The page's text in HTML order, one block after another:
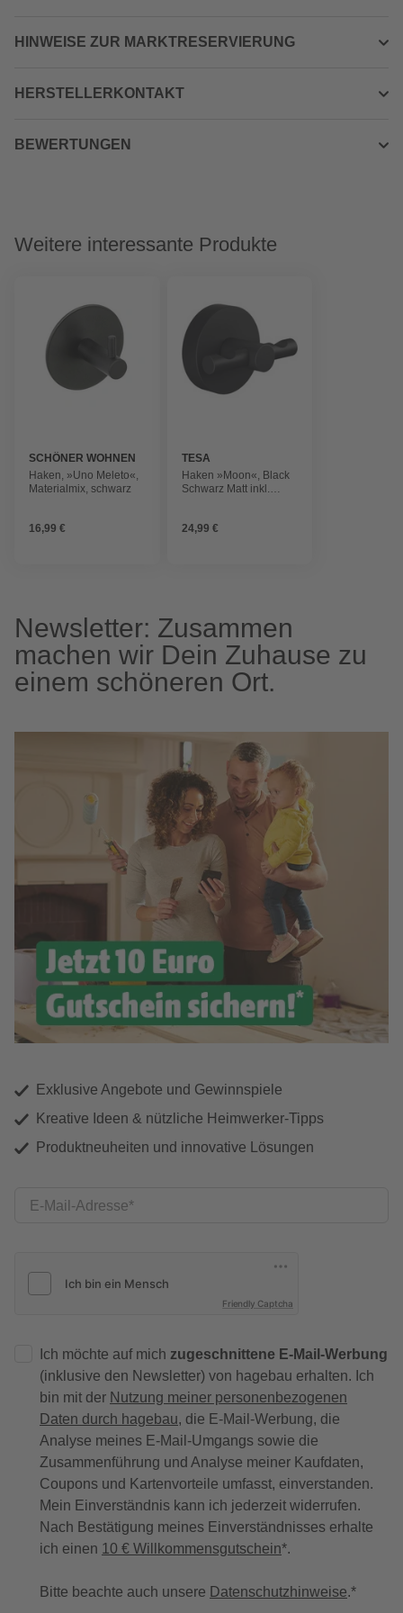
HINWEISE ZUR MARKTRESERVIERUNG
HERSTELLERKONTAKT
BEWERTUNGEN
Weitere interessante Produkte
SCHÖNER WOHNEN
Haken, »Uno Meleto«,
Materialmix, schwarz
16,99 €
TESA
Haken »Moon«, Black
Schwarz Matt inkl.
24,99 €
Newsletter: Zusammen
machen wir Dein Zuhause zu
einem schöneren Ort.
Exklusive Angebote und Gewinnspiele
Kreative Ideen & nützliche Heimwerker-Tipps
Produktneuheiten und innovative Lösungen
E-Mail-Adresse
Friendly Captcha
Ich möchte auf mich zugeschnittene E-Mail-Werbung
(inklusive den Newsletter) von hagebau erhalten. Ich
bin mit der Nutzung meiner personenbezogenen
Daten durch hagebau, die E-Mail-Werbung, die
Analyse meines E-Mail-Umgangs sowie die
Zusammenführung und Analyse meiner Kaufdaten,
Coupons und Kartenvorteile umfasst, einverstanden.
Mein Einverständnis kann ich jederzeit widerrufen.
Nach Bestätigung meines Einverständnisses erhalte
ich einen 10 € Willkommensgutschein*.
Bitte beachte auch unsere Datenschutzhinweise.